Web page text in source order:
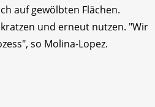
auf gewölbten Flächen.
und erneut nutzen. "Wir
so Molina-Lopez.